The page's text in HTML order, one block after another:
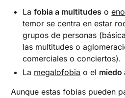
Lafobia a multitudes o
temor se centra en estar
grupos de personas
las multitudes o
comerciales o conciertos).
La megalofobia o el miedo
Aunque estas fobias pueden